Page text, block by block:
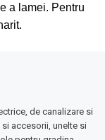
a lamei. Pentru
de canalizare si
accesorii, unelte si